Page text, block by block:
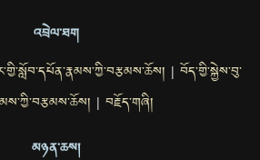
འབྲེལ་ཐག
| བོད་གྱི་སྐྱེས་བུ་
| བརྗོད་གཞི།
མཉན་ཆས།